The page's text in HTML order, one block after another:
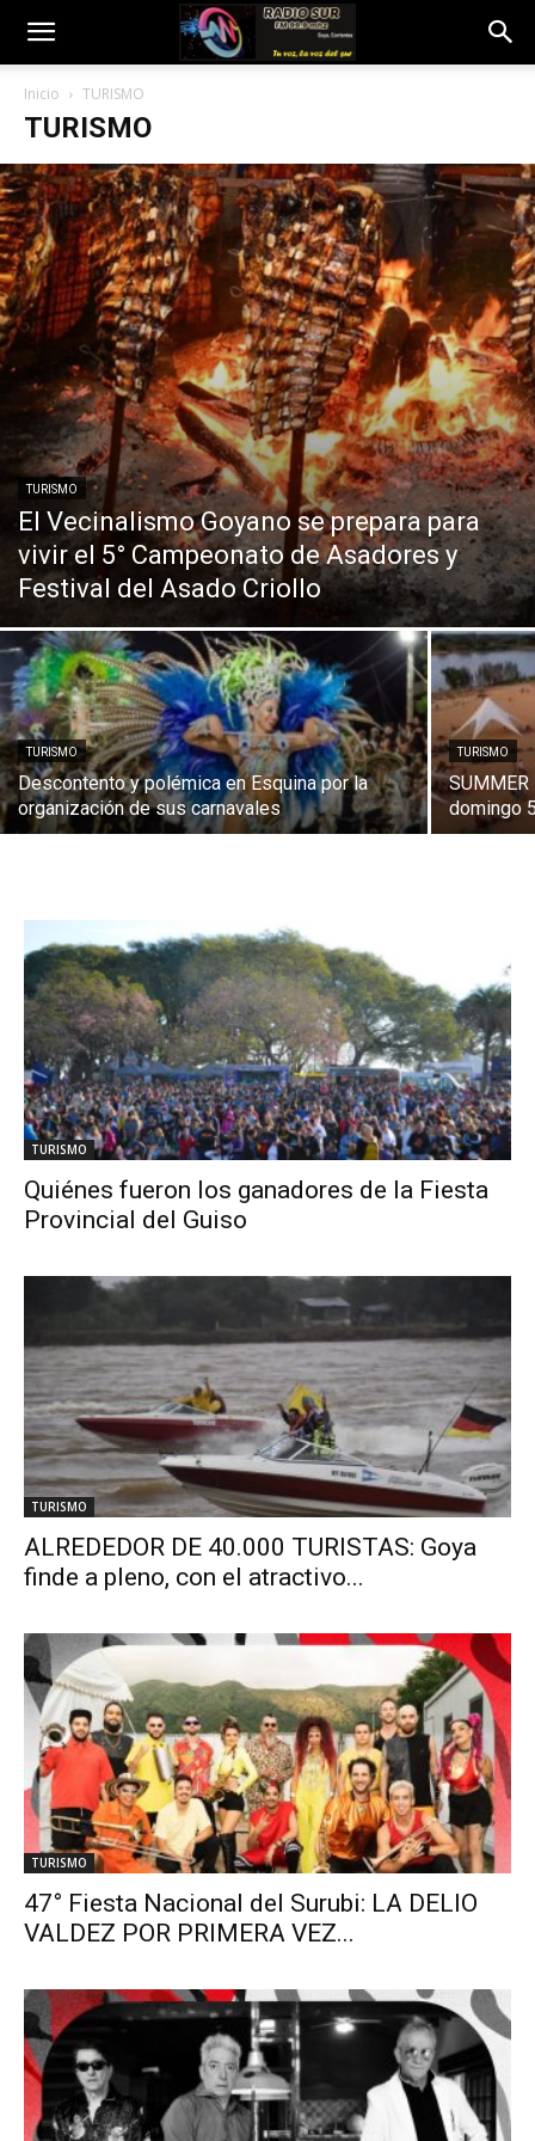
Inicio TURISMO
TURISMO
TURISMO
El Vecinalismo Goyano se prepara para
vivir el 5° Campeonato de Asadores y
Festival del Asado Criollo
TURISMO
Descontento y polémica en Esquina por la
organización de sus carnavales
TURISMO
SUMMER
domingo
TURISMO
Quiénes fueron los ganadores de la Fiesta
Provincial del Guiso
TURISMO
ALREDEDOR DE 40.000 TURISTAS: Goya
finde a pleno, con el atractivo...
TURISMO
47° Fiesta Nacional del Surubi: LA DELIO
VALDEZ POR PRIMERA VEZ...